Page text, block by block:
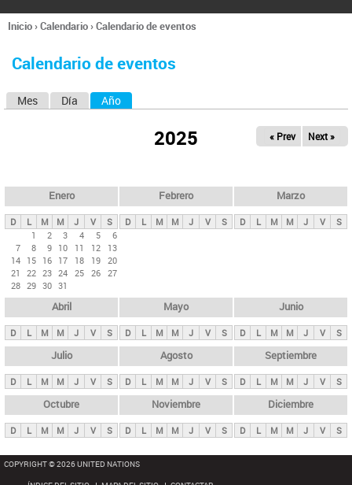
l
d
Se
usted
Inicio›Calendario›Calendario de eventos
Calendario de eventos
s
p
n
i
p
a
l
s
Mes Día Año
2025 « Prev Next »
Enero
D L M M J V
S
1
2 3 4 5
6
7
8 9 10 11 12
13
14 15 16 17 18 19 20
21
22 23 24 25 26 27
28 29 30 31
Febrero
D L M M J V S
Marzo
D L M M J V S
Abril
D L M M J V S
Mayo
D L M M J V S
Junio
D L M M J V S
Julio
D L M M J V S
Agosto
D L M M J V S
Septiembre
D L M M J V S
Octubre
D L M M J V S
Noviembre
D L M M J V S
Diciembre
D L M M J V S
COPYRIGHT © 2026 UNITED NATIONS